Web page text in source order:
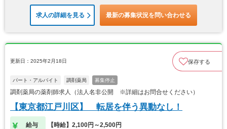
求人の詳細を見る 最新の募集状況を問い合わせる
更新日：2025年2月18日 保存する
パート・アルバイト 調剤薬局 募集停止
調剤薬局の薬剤師求人（法人名非公開 ※詳細はお問合せください）
【東京都江戸川区】 転居を伴う異動なし！
給与 【時給】2,100円～2,500円